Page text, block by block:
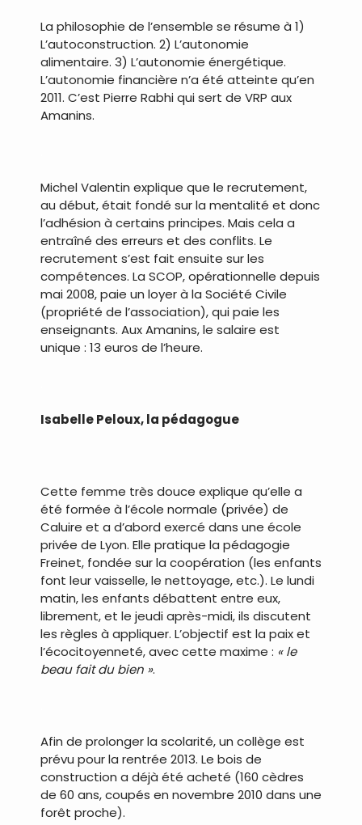
La philosophie de l’ensemble se résume à 1)
L’autoconstruction. 2) L’autonomie
alimentaire. 3) L’autonomie énergétique.
L’autonomie financière n’a été atteinte qu’en
2011. C’est Pierre Rabhi qui sert de VRP aux
Amanins.
Michel Valentin explique que le recrutement,
au début, était fondé sur la mentalité et donc
l’adhésion à certains principes. Mais cela a
entraîné des erreurs et des conflits. Le
recrutement s’est fait ensuite sur les
compétences. La SCOP, opérationnelle depuis
mai 2008, paie un loyer à la Société Civile
(propriété de l’association), qui paie les
enseignants. Aux Amanins, le salaire est
unique : 13 euros de l’heure.
Isabelle Peloux, la pédagogue
Cette femme très douce explique qu’elle a
été formée à l’école normale (privée) de
Caluire et a d’abord exercé dans une école
privée de Lyon. Elle pratique la pédagogie
Freinet, fondée sur la coopération (les enfants
font leur vaisselle, le nettoyage, etc.). Le lundi
matin, les enfants débattent entre eux,
librement, et le jeudi après-midi, ils discutent
les règles à appliquer. L’objectif est la paix et
l’écocitoyenneté, avec cette maxime : « le
beau fait du bien ».
Afin de prolonger la scolarité, un collège est
prévu pour la rentrée 2013. Le bois de
construction a déjà été acheté (160 cèdres
de 60 ans, coupés en novembre 2010 dans une
forêt proche).